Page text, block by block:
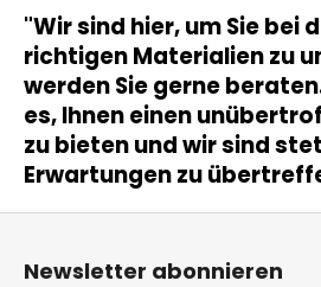
"Wir sind hier, um Sie bei
richtigen Materialien zu
werden Sie gerne
es, Ihnen einen
zu bieten und wir sind
Erwartungen zu
F
Newsletter abonnieren